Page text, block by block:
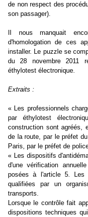
de non respect des
son passager).
Il nous manquait
d'homologation de ces
installer. Le puzzle se
du 28 novembre 2011
éthylotest électronique.
Extraits :
« Les professionnels
par éthylotest
construction sont agréés,
de la route, par le préfet
Paris, par le préfet de
« Les dispositifs
d'une vérification
posées à l'article 5. Les
qualifiées par un
transports.
Lorsque le contrôle fait
dispositions techniques